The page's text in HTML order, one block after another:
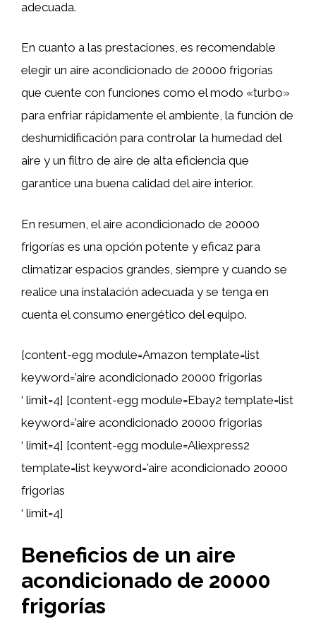
adecuada.
En cuanto a las prestaciones, es recomendable
elegir un aire acondicionado de 20000 frigorías
que cuente con funciones como el modo «turbo»
para enfriar rápidamente el ambiente, la función de
deshumidificación para controlar la humedad del
aire y un filtro de aire de alta eficiencia que
garantice una buena calidad del aire interior.
En resumen, el aire acondicionado de 20000
frigorías es una opción potente y eficaz para
climatizar espacios grandes, siempre y cuando se
realice una instalación adecuada y se tenga en
cuenta el consumo energético del equipo.
[content-egg module=Amazon template=list
keyword=’aire acondicionado 20000 frigorias
‘ limit=4] [content-egg module=Ebay2 template=list
keyword=’aire acondicionado 20000 frigorias
‘ limit=4] [content-egg module=Aliexpress2
template=list keyword=’aire acondicionado 20000
frigorias
‘ limit=4]
Beneficios de un aire
acondicionado de 20000
frigorías